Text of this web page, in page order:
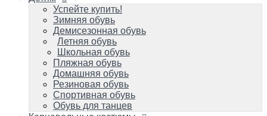
Детские костюмы
Карнавальные костюмы до 1000р!
Костюмы для взрослых
Костюмы по разделам
Костюмы Деда Мороза и Снегурочки
Костюмы профессий и военных игровые
Костюмы карнавальные к масленице
Костюмы зверей карнавальные
Костюмы героев популярных мультиков
и фильмов/супергерои
Успейте купить!
Зимняя обувь
Демисезонная обувь
Летняя обувь
Школьная обувь
Пляжная обувь
Домашняя обувь
Резиновая обувь
Спортивная обувь
Обувь для танцев